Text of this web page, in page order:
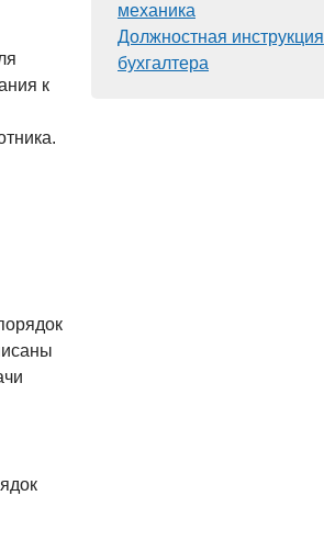
к
механика
Должностная инструкция
бухгалтера